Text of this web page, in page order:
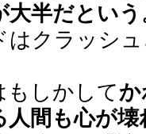
大半だという
はクラッシ
しかして
人間も心が